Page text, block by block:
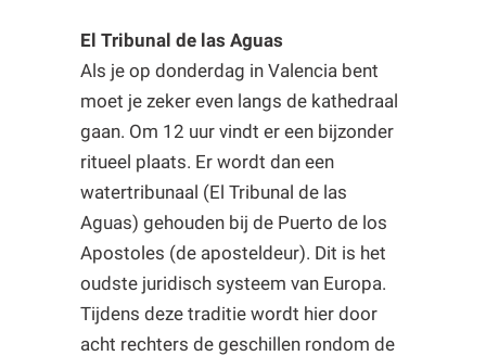
El Tribunal de las Aguas
Als je op donderdag in Valencia bent
moet je zeker even langs de kathedraal
gaan. Om 12 uur vindt er een bijzonder
ritueel plaats. Er wordt dan een
watertribunaal (El Tribunal de las
Aguas) gehouden bij de Puerto de los
Apostoles (de aposteldeur). Dit is het
oudste juridisch systeem van Europa.
Tijdens deze traditie wordt hier door
acht rechters de geschillen rondom de